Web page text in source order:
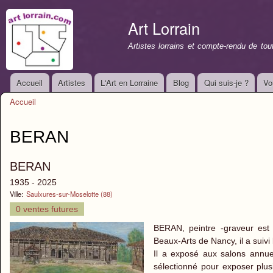
Art Lorrain
Artistes lorrains et compte-rendu de
Menu principal
Accueil Artistes L'Art en Lorraine Blog Qui suis-je ?
Accueil
BERAN
BERAN
1935 - 2025
Ville: Saulxures-sur-Moselotte (88)
0 ventes futures
BERAN, peintre -graveur
Beaux-Arts de Nancy, il a
Il a exposé aux salons
sélectionné pour exposer